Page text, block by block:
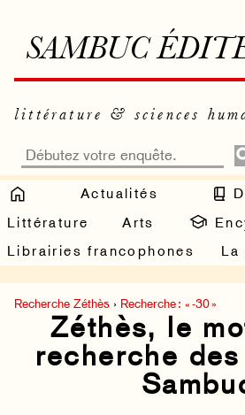
SAMBUC
littérature & sciences
Actualités
Littérature
Arts
Librairies francophones
La
Recherche Zéthès › Recherche : « -30 »
Zéthès, le
recherche